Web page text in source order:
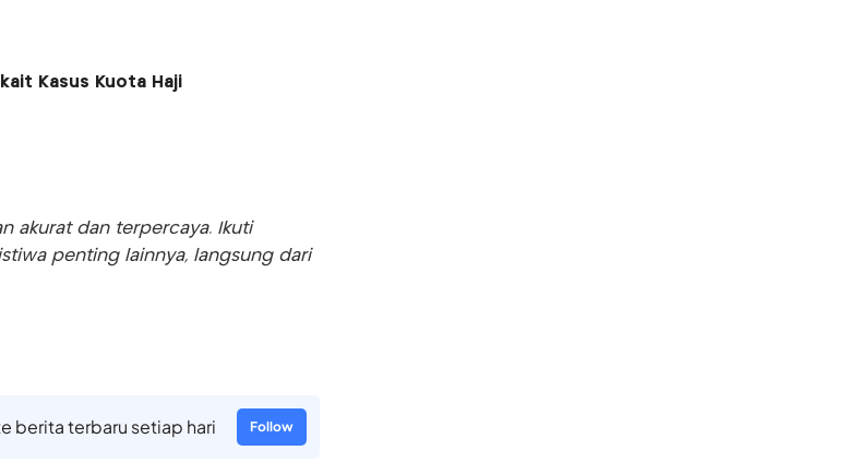
Kasus Kuota Haji
akurat dan terpercaya. Ikuti
penting lainnya, langsung dari
berita terbaru setiap hari Follow